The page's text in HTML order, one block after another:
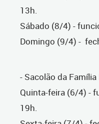
13h.
Sábado (8/4) -
Domingo (9/4) -
- Sacolão da
Quinta-feira (6/4) -
19h.